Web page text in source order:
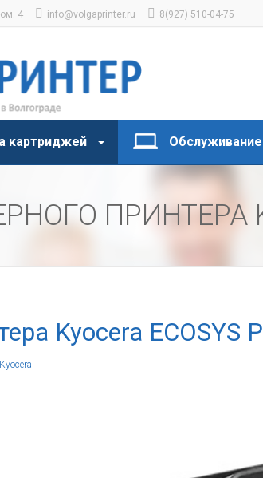
4 info@volgaprinter.ru 8(927) 510-04-75
картриджей
ПРИНТЕРА
Kyocera ECOSYS